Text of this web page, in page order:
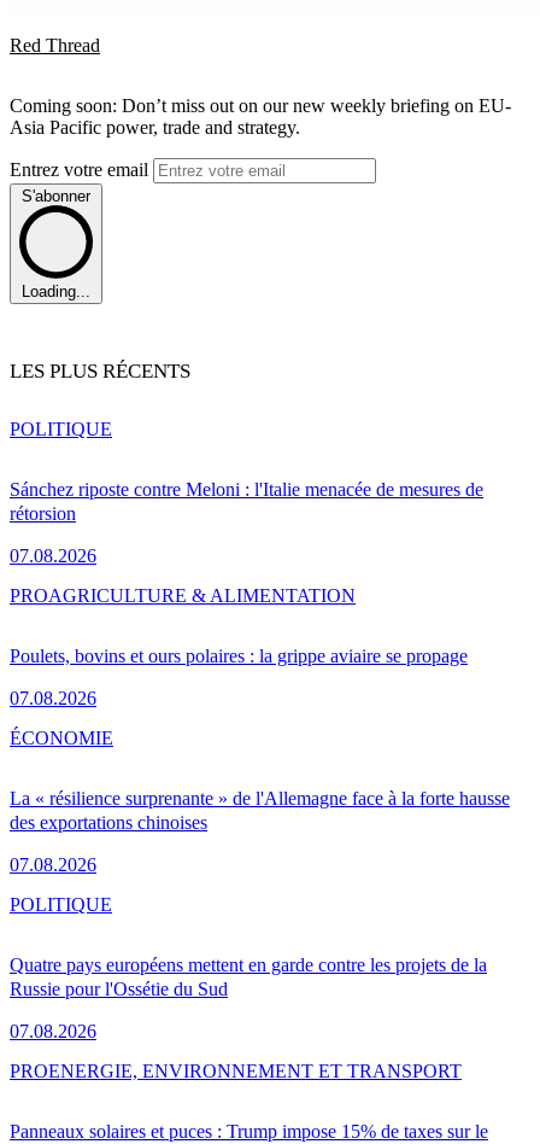
Red Thread
Coming soon: Don’t miss out on our new weekly briefing on EU-
Asia Pacific power, trade and strategy.
Entrez votre email
S'abonner
Loading...
LES PLUS RÉCENTS
Sánchez riposte contre Meloni : l'Italie menacée de mesures de
rétorsion
07.08.2026
POLITIQUE
Poulets, bovins et ours polaires : la grippe aviaire se propage
07.08.2026
PROAGRICULTURE & ALIMENTATION
La « résilience surprenante » de l'Allemagne face à la forte hausse
des exportations chinoises
07.08.2026
ÉCONOMIE
Quatre pays européens mettent en garde contre les projets de la
Russie pour l'Ossétie du Sud
07.08.2026
POLITIQUE
Panneaux solaires et puces : Trump impose 15% de taxes sur le
PROENERGIE, ENVIRONNEMENT ET TRANSPORT